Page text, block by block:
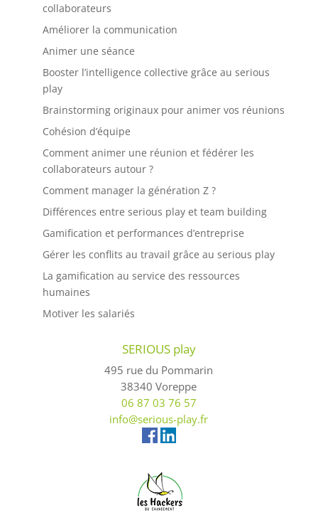
collaborateurs
Améliorer la communication
Animer une séance
Booster l’intelligence collective grâce au serious
play
Brainstorming originaux pour animer vos réunions
Cohésion d’équipe
Comment animer une réunion et fédérer les
collaborateurs autour ?
Comment manager la génération Z ?
Différences entre serious play et team building
Gamification et performances d’entreprise
Gérer les conflits au travail grâce au serious play
La gamification au service des ressources
humaines
Motiver les salariés
SERIOUS play
495 rue du Pommarin
38340 Voreppe
06 87 03 76 57
info@serious-play.fr